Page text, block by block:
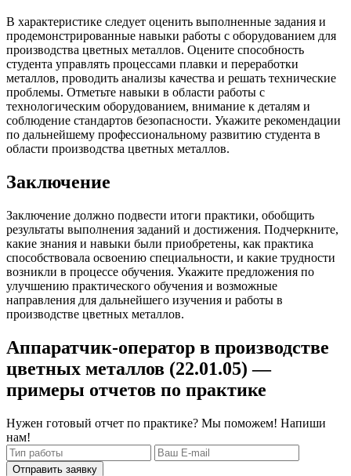
В характеристике следует оценить выполненные задания и
продемонстрированные навыки работы с оборудованием для
производства цветных металлов. Оцените способность
студента управлять процессами плавки и переработки
металлов, проводить анализы качества и решать технические
проблемы. Отметьте навыки в области работы с
технологическим оборудованием, внимание к деталям и
соблюдение стандартов безопасности. Укажите рекомендации
по дальнейшему профессиональному развитию студента в
области производства цветных металлов.
Заключение
Заключение должно подвести итоги практики, обобщить
результаты выполнения заданий и достижения. Подчеркните,
какие знания и навыки были приобретены, как практика
способствовала освоению специальности, и какие трудности
возникли в процессе обучения. Укажите предложения по
улучшению практического обучения и возможные
направления для дальнейшего изучения и работы в
производстве цветных металлов.
Аппаратчик-оператор в производстве
цветных металлов (22.01.05) —
примеры отчетов по практике
Нужен готовый отчет по практике? Мы поможем! Напиши
нам!
Отправить заявку